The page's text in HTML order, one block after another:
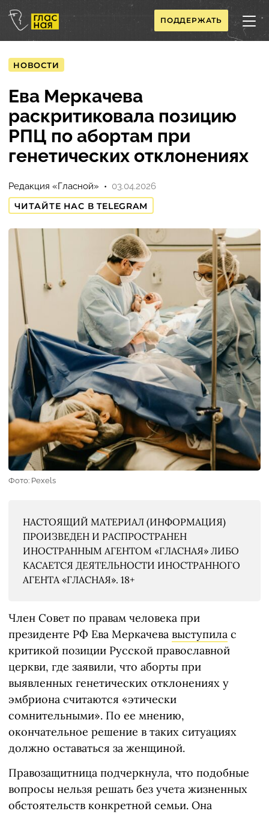
ПОДДЕРЖАТЬ
НОВОСТИ
Ева Меркачева
раскритиковала позицию
РПЦ по абортам при
генетических отклонениях
Редакция «Гласной»
03.04.2026
ЧИТАЙТЕ НАС В TELEGRAM
Фото: Рexels
НАСТОЯЩИЙ МАТЕРИАЛ (ИНФОРМАЦИЯ)
ПРОИЗВЕДЕН И РАСПРОСТРАНЕН
ИНОСТРАННЫМ АГЕНТОМ «ГЛАСНАЯ» ЛИБО
КАСАЕТСЯ ДЕЯТЕЛЬНОСТИ ИНОСТРАННОГО
АГЕНТА «ГЛАСНАЯ». 18+
Член Совет по правам человека при
президенте РФ Ева Меркачева выступила с
критикой позиции Русской православной
церкви, где заявили, что аборты при
выявленных генетических отклонениях у
эмбриона считаются «этически
сомнительными». По ее мнению,
окончательное решение в таких ситуациях
должно оставаться за женщиной.
Правозащитница подчеркнула, что подобные
вопросы нельзя решать без учета жизненных
обстоятельств конкретной семьи. Она